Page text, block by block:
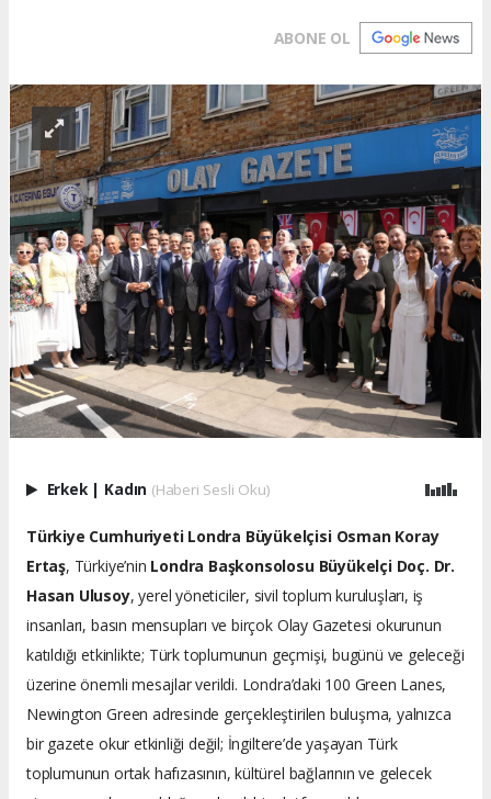
ABONE OL
Erkek | Kadın (Haberi Sesli Oku)
Türkiye Cumhuriyeti Londra Büyükelçisi Osman Koray
Ertaş, Türkiye’nin Londra Başkonsolosu Büyükelçi Doç. Dr.
Hasan Ulusoy, yerel yöneticiler, sivil toplum kuruluşları, iş
insanları, basın mensupları ve birçok Olay Gazetesi okurunun
katıldığı etkinlikte; Türk toplumunun geçmişi, bugünü ve geleceği
üzerine önemli mesajlar verildi. Londra’daki 100 Green Lanes,
Newington Green adresinde gerçekleştirilen buluşma, yalnızca
bir gazete okur etkinliği değil; İngiltere’de yaşayan Türk
toplumunun ortak hafızasının, kültürel bağlarının ve gelecek